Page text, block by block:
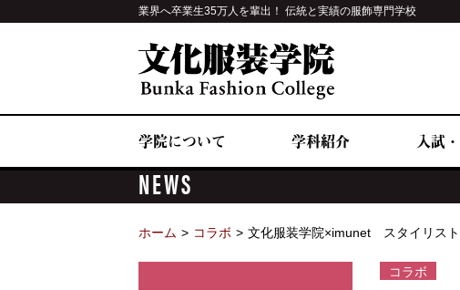
業界へ卒業生35万人を輩出！ 伝統と実績の服飾専門学校
学院について 学科紹介 入試
NEWS
ホーム コラボ 文化服装学院×imunet スタイリスト
コラボ